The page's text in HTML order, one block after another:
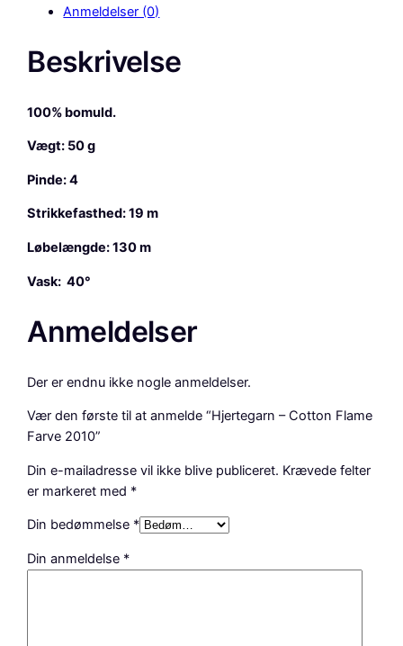
C
o
t
o
F
a
e
r
v
e
0
1
0
n
Anmeldelser (0)
Beskrivelse
100% bomuld.
Vægt: 50 g
Pinde: 4
Strikkefasthed: 19 m
Løbelængde: 130 m
Vask: 40°
Anmeldelser
Der er endnu ikke nogle anmeldelser.
Vær den første til at anmelde “Hjertegarn – Cotton Flame
Farve 2010”
Din e-mailadresse vil ikke blive publiceret. Krævede felter
er markeret med *
Din bedømmelse *
Din anmeldelse *